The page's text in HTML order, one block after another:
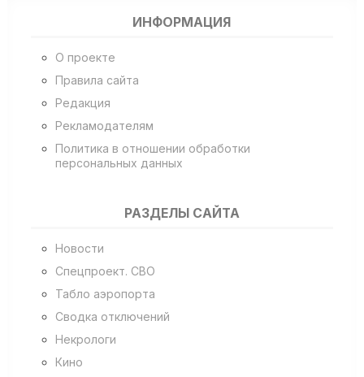
ИНФОРМАЦИЯ
О проекте
Правила сайта
Редакция
Рекламодателям
Политика в отношении обработки
персональных данных
РАЗДЕЛЫ САЙТА
Новости
Спецпроект. СВО
Табло аэропорта
Сводка отключений
Некрологи
Кино